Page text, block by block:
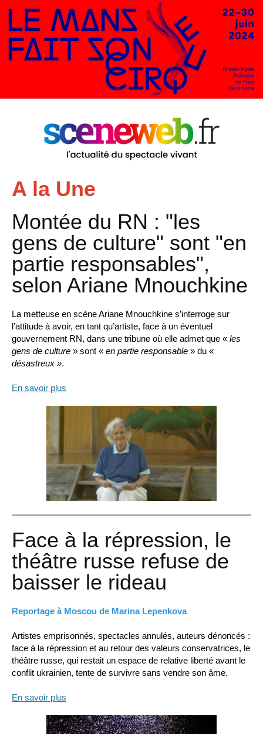
A la Une
Montée du RN : "les
gens de culture" sont "en
partie responsables",
selon Ariane Mnouchkine
La metteuse en scène Ariane Mnouchkine s’interroge sur
l’attitude à avoir, en tant qu’artiste, face à un éventuel
gouvernement RN, dans une tribune où elle admet que « les
gens de culture » sont « en partie responsable » du «
désastreux ».
En savoir plus
Face à la répression, le
théâtre russe refuse de
baisser le rideau
Reportage à Moscou de Marina Lepenkova
Artistes emprisonnés, spectacles annulés, auteurs dénoncés :
face à la répression et au retour des valeurs conservatrices, le
théâtre russe, qui restait un espace de relative liberté avant le
conflit ukrainien, tente de survivre sans vendre son âme.
En savoir plus